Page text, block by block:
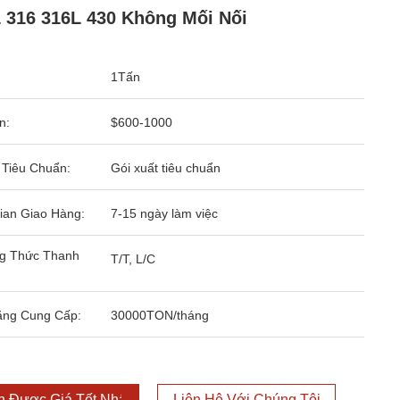
316 316L 430 Không Mối Nối
1Tấn
$600-1000
Chuẩn: Gói xuất tiêu chuẩn
Giao Hàng: 7-15 ngày làm việc
Thức Thanh T/T, L/C
Cung Cấp: 30000TON/tháng